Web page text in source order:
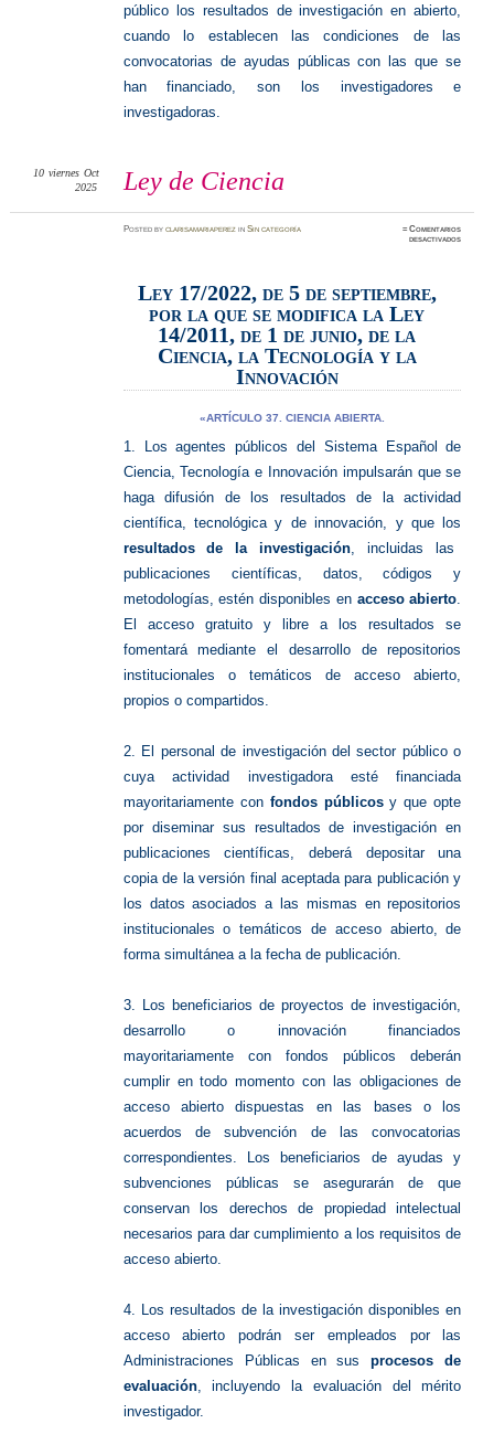
público los resultados de investigación en abierto,
cuando lo establecen las condiciones de las
convocatorias de ayudas públicas con las que se
han financiado, son los investigadores e
investigadoras.
Ley de Ciencia
10 viernes Oct
2025
Postedbyclarisamariaperez inSin categoría ≈Comentarios
desactivadosen
Ley 17/2022, de 5 de septiembre,
por la que se modifica la Ley
14/2011, de 1 de junio, de la
Ciencia, la Tecnología y la
Innovación
«ARTÍCULO 37. CIENCIA ABIERTA.
1. Los agentes públicos del Sistema Español de
Ciencia, Tecnología e Innovación impulsarán que se
haga difusión de los resultados de la actividad
científica, tecnológica y de innovación, y que los
resultados de la investigación, incluidas las
publicaciones científicas, datos, códigos y
metodologías, estén disponibles en acceso abierto.
El acceso gratuito y libre a los resultados se
fomentará mediante el desarrollo de repositorios
institucionales o temáticos de acceso abierto,
propios o compartidos.
2. El personal de investigación del sector público o
cuya actividad investigadora esté financiada
mayoritariamente con fondos públicosy que opte
por diseminar sus resultados de investigación en
publicaciones científicas, deberá depositar una
copia de la versión final aceptada para publicación y
los datos asociados a las mismas en repositorios
institucionales o temáticos de acceso abierto, de
forma simultánea a la fecha de publicación.
3. Los beneficiarios de proyectos de investigación,
desarrollo o innovación financiados
mayoritariamente con fondos públicos deberán
cumplir en todo momento con las obligaciones de
acceso abierto dispuestas en las bases o los
acuerdos de subvención de las convocatorias
correspondientes. Los beneficiarios de ayudas y
subvenciones públicas se asegurarán de que
conservan los derechos de propiedad intelectual
necesarios para dar cumplimiento a los requisitos de
acceso abierto.
4. Los resultados de la investigación disponibles en
acceso abierto podrán ser empleados por las
Administraciones Públicas en susprocesos de
evaluación, incluyendo la evaluación del mérito
investigador.